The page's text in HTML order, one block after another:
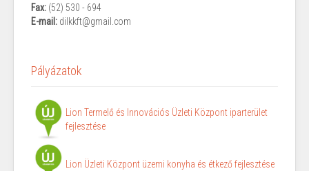
Fax: (52) 530 - 694
E-mail: dilkkft@gmail.com
Pályázatok
Lion Termelő és Innovációs Üzleti Központ iparterület
fejlesztése
Lion Üzleti Központ üzemi konyha és étkező fejlesztése